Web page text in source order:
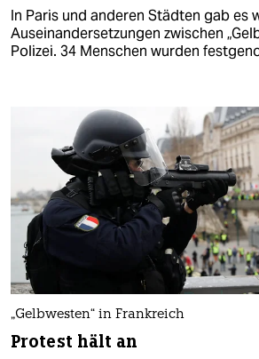
In Paris und anderen Städten gab es
Auseinandersetzungen zwischen
Polizei. 34 Menschen wurden
„Gelbwesten“ in Frankreich
Protest hält an